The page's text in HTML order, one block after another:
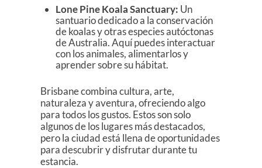
Lone Pine Koala Sanctuary: Un
santuario dedicado a la conservación
de koalas y otras especies autóctonas
de Australia. Aquí puedes interactuar
con los animales, alimentarlos y
aprender sobre su hábitat.
Brisbane combina cultura, arte,
naturaleza y aventura, ofreciendo algo
para todos los gustos. Estos son solo
algunos de los lugares más destacados,
pero la ciudad está llena de oportunidades
para descubrir y disfrutar durante tu
estancia.